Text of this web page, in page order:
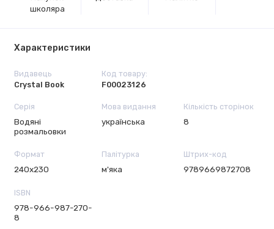
школяра
Характеристики
Видавець
Crystal Book
Код товару:
F00023126
Серія
Водяні
розмальовки
Мова видання
українська
Кількість сторінок
8
Формат
240х230
Палітурка
м'яка
Штрих-код
9789669872708
ISBN
978-966-987-270-
8